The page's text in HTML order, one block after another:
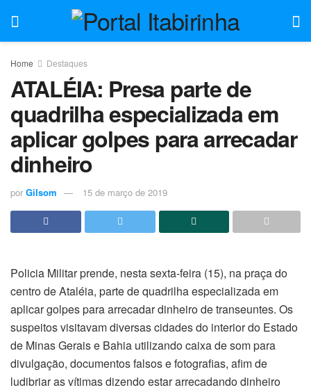
Home Destaques
ATALÉIA: Presa parte de
quadrilha especializada em
aplicar golpes para arrecadar
dinheiro
por Gilsom 15 de março de 2019
Policia Militar prende, nesta sexta-feira (15), na praça do
centro de Ataléia, parte de quadrilha especializada em
aplicar golpes para arrecadar dinheiro de transeuntes. Os
suspeitos visitavam diversas cidades do interior do Estado
de Minas Gerais e Bahia utilizando caixa de som para
divulgação, documentos falsos e fotografias, afim de
ludibriar as vítimas dizendo estar arrecadando dinheiro